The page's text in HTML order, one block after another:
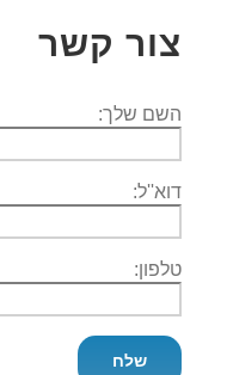
צור קשר
השם שלך:
דוא''ל:
טלפון: